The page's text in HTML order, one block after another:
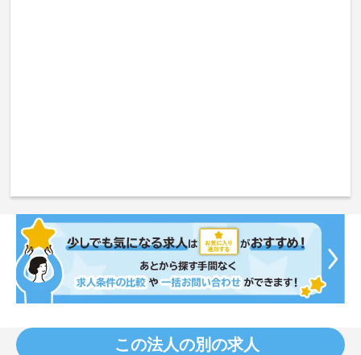
この法人の別の求人